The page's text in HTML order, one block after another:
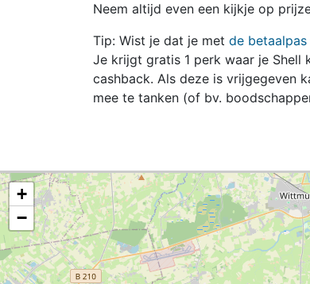
Neem altijd even een kijkje op
Tip: Wist je dat je met de
Je krijgt gratis 1 perk waar je Shell
cashback. Als deze is vrijgegeven
mee te tanken (of bv.
+
−